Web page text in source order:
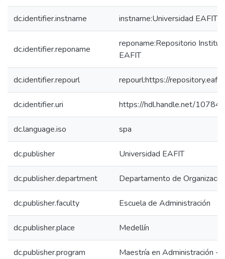
dc.identifier.instname instname:Universidad EAFIT
dc.identifier.reponame
reponame:Repositorio
EAFIT
dc.identifier.repourl repourl:https://
dc.identifier.uri https://hdl.handle.net/
dc.language.iso spa
dc.publisher Universidad EAFIT
dc.publisher.department Departamento de
dc.publisher.faculty Escuela de Administración
dc.publisher.place Medellín
dc.publisher.program Maestría en Administración -